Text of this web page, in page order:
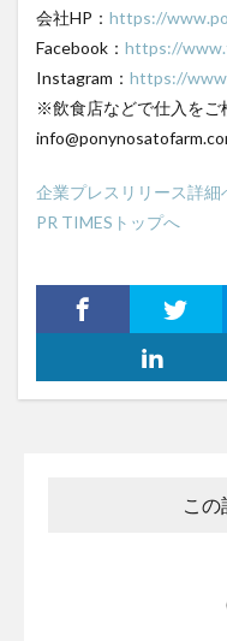
会社HP： https://
Facebook： https://
Instagram： https://
※飲食店などで仕入をご
企業プレスリリース詳細
PR TIMESトップへ
この